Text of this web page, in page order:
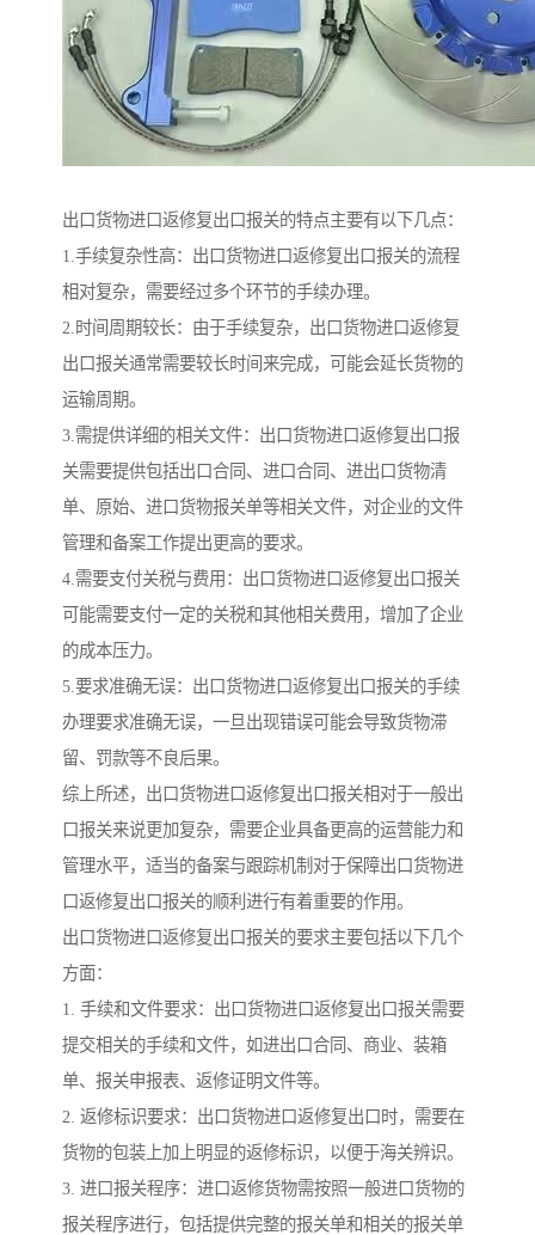
出口货物进口返修复出口报关的特点主要有以下几点：
1.手续复杂性高：出口货物进口返修复出口报关的流程
相对复杂，需要经过多个环节的手续办理。
2.时间周期较长：由于手续复杂，出口货物进口返修复
出口报关通常需要较长时间来完成，可能会延长货物的
运输周期。
3.需提供详细的相关文件：出口货物进口返修复出口报
关需要提供包括出口合同、进口合同、进出口货物清
单、原始、进口货物报关单等相关文件，对企业的文件
管理和备案工作提出更高的要求。
4.需要支付关税与费用：出口货物进口返修复出口报关
可能需要支付一定的关税和其他相关费用，增加了企业
的成本压力。
5.要求准确无误：出口货物进口返修复出口报关的手续
办理要求准确无误，一旦出现错误可能会导致货物滞
留、罚款等不良后果。
综上所述，出口货物进口返修复出口报关相对于一般出
口报关来说更加复杂，需要企业具备更高的运营能力和
管理水平，适当的备案与跟踪机制对于保障出口货物进
口返修复出口报关的顺利进行有着重要的作用。
出口货物进口返修复出口报关的要求主要包括以下几个
方面：
1. 手续和文件要求：出口货物进口返修复出口报关需要
提交相关的手续和文件，如进出口合同、商业、装箱
单、报关申报表、返修证明文件等。
2. 返修标识要求：出口货物进口返修复出口时，需要在
货物的包装上加上明显的返修标识，以便于海关辨识。
3. 进口报关程序：进口返修货物需按照一般进口货物的
报关程序进行，包括提供完整的报关单和相关的报关单